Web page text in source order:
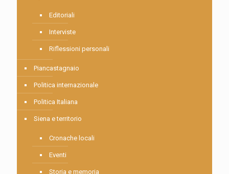
Editoriali
Interviste
Riflessioni personali
Piancastagnaio
Politica internazionale
Politica Italiana
Siena e territorio
Cronache locali
Eventi
Storia e memoria